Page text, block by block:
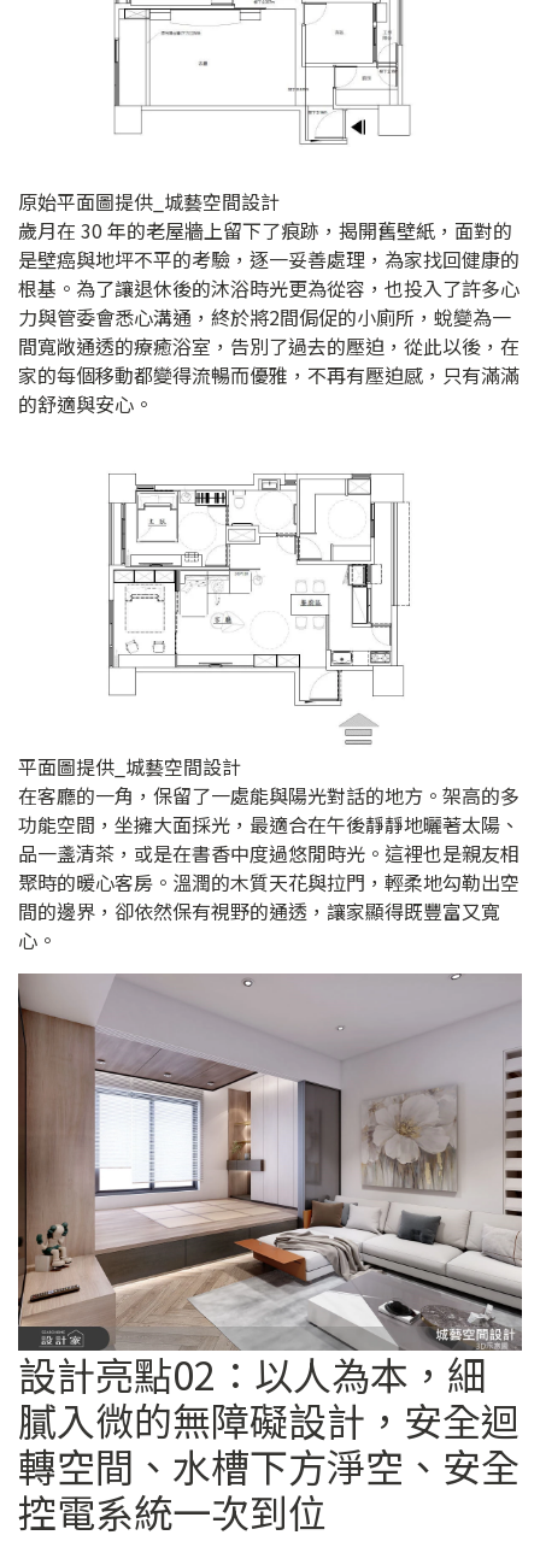
原始平面圖提供_城藝空間設計
歲月在 30 年的老屋牆上留下了痕跡，揭開舊壁紙，面對的
是壁癌與地坪不平的考驗，逐一妥善處理，為家找回健康的
根基。為了讓退休後的沐浴時光更為從容，也投入了許多心
力與管委會悉心溝通，終於將2間侷促的小廁所，蛻變為一
間寬敞通透的療癒浴室，告別了過去的壓迫，從此以後，在
家的每個移動都變得流暢而優雅，不再有壓迫感，只有滿滿
的舒適與安心。
平面圖提供_城藝空間設計
在客廳的一角，保留了一處能與陽光對話的地方。架高的多
功能空間，坐擁大面採光，最適合在午後靜靜地曬著太陽、
品一盞清茶，或是在書香中度過悠閒時光。這裡也是親友相
聚時的暖心客房。溫潤的木質天花與拉門，輕柔地勾勒出空
間的邊界，卻依然保有視野的通透，讓家顯得既豐富又寬
心。
設計亮點02：以人為本，細
膩入微的無障礙設計，安全迴
轉空間、水槽下方淨空、安全
控電系統一次到位